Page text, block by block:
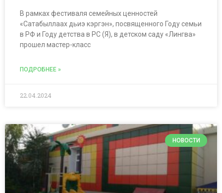
В рамках фестиваля семейных ценностей
«Сатабыллаах дьиэ кэргэн», посвященного Году семьи
в РФ и Году детства в РС (Я), в детском саду «Лингва»
прошел мастер-класс
ПОДРОБНЕЕ »
22.04.2024
НОВОСТИ